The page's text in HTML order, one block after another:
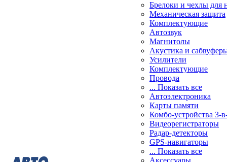
Брелоки и чехлы для
Механическая защита
Комплектующие
Автозвук
Магнитолы
Акустика и
Усилители
Комплектующие
Провода
... Показать все
Автоэлектроника
Карты памяти
Комбо-устройства 3-
Видеорегистраторы
Радар-детекторы
GPS-навигаторы
... Показать все
Аксессуары